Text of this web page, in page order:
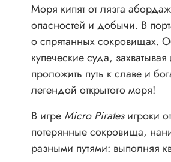
Моря кипят от лязга
опасностей и добычи. В
о спрятанных сокровищах.
купеческие суда,
проложить путь к славе и
легендой открытого моря!
В игре Micro Pirates игроки
потерянные сокровища,
разными путями: выполняя